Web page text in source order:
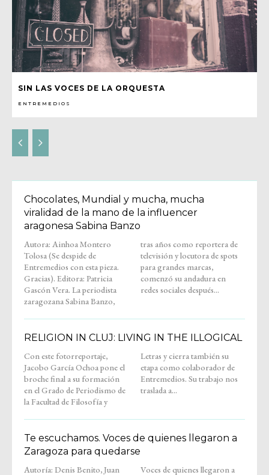
SIN LAS VOCES DE LA ORQUESTA
ENTREMEDIOS
Chocolates, Mundial y mucha, mucha
viralidad de la mano de la influencer
aragonesa Sabina Banzo
Autora: Ainhoa Montero
Tolosa (Se despide de
Entremedios con esta pieza.
Gracias). Editora: Patricia
Gascón Vera. La periodista
zaragozana Sabina Banzo,
tras años como reportera de
televisión y locutora de spots
para grandes marcas,
comenzó su andadura en
redes sociales después...
RELIGION IN CLUJ: LIVING IN THE ILLOGICAL
Con este fotorreportaje,
Jacobo García Ochoa pone el
broche final a su formación
en el Grado de Periodismo de
la Facultad de Filosofía y
Letras y cierra también su
etapa como colaborador de
Entremedios. Su trabajo nos
traslada a...
Te escuchamos. Voces de quienes llegaron a
Zaragoza para quedarse
Autoría: Denis Benito, Juan
Voces de quienes llegaron a